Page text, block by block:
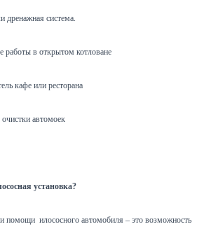
дренажная система.
работы в открытом котловане
кафе или ресторана
автомоек
установка?
помощи илососного автомобиля – это возможность